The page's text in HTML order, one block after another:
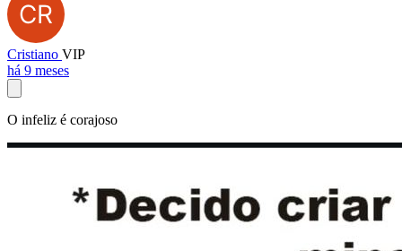
Cristiano VIP
há 9 meses
O infeliz é corajoso